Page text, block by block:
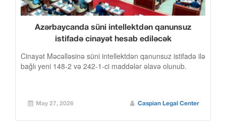
Azərbaycanda süni intellektdən qanunsuz
istifadə cinayət hesab ediləcək
Cinayət Məcəlləsinə süni intellektdən qanunsuz istifadə ilə
bağlı yeni 148-2 və 242-1-ci maddələr əlavə olunub.
May 27, 2026 Caspian Legal Center